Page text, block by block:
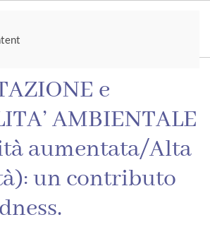
e
AMBIENTALE
aumentata/Alta
un contributo